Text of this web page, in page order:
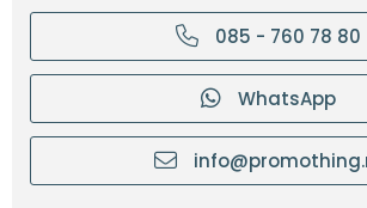
085 - 760 78 80
WhatsApp